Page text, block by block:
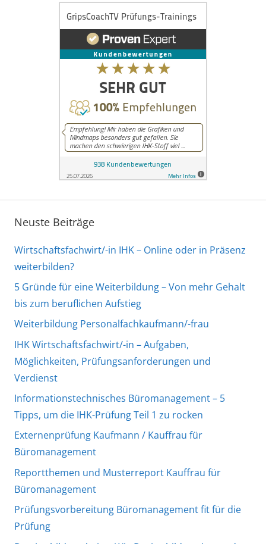
Neuste Beiträge
Wirtschaftsfachwirt/-in IHK – Online oder in Präsenz
weiterbilden?
5 Gründe für eine Weiterbildung – Von mehr Gehalt
bis zum beruflichen Aufstieg
Weiterbildung Personalfachkaufmann/-frau
IHK Wirtschaftsfachwirt/-in – Aufgaben,
Möglichkeiten, Prüfungsanforderungen und
Verdienst
Informationstechnisches Büromanagement – 5
Tipps, um die IHK-Prüfung Teil 1 zu rocken
Externenprüfung Kaufmann / Kauffrau für
Büromanagement
Reportthemen und Musterreport Kauffrau für
Büromanagement
Prüfungsvorbereitung Büromanagement fit für die
Prüfung